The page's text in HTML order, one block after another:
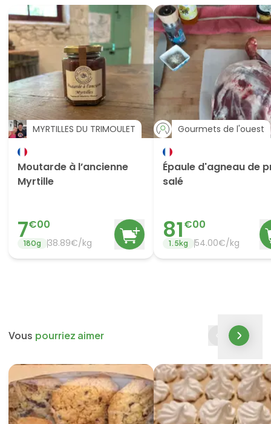
MYRTILLES DU TRIMOULET
Moutarde à l’ancienne
Myrtille
7€00
180g 38.89€/kg
Gourmets de l'ouest
Épaule d'agneau de
salé
81€00
1.5kg 54.00€/kg
Vous pourriez aimer